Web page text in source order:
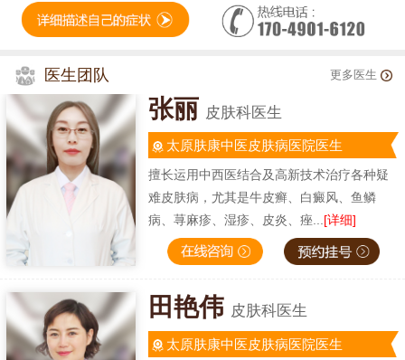
医生团队 更多医生
张丽 皮肤科医生
太原肤康中医皮肤病医院医生
擅长运用中西医结合及高新技术治疗各种疑
难皮肤病，尤其是牛皮癣、白癜风、鱼鳞
病、荨麻疹、湿疹、皮炎、痤... [详细]
田艳伟 皮肤科医生
太原肤康中医皮肤病医院医生